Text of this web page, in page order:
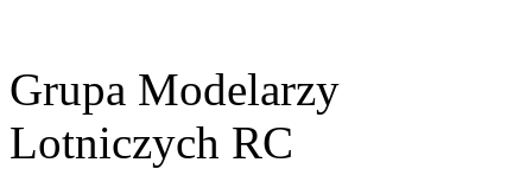
Grupa Modelarzy
Lotniczych RC